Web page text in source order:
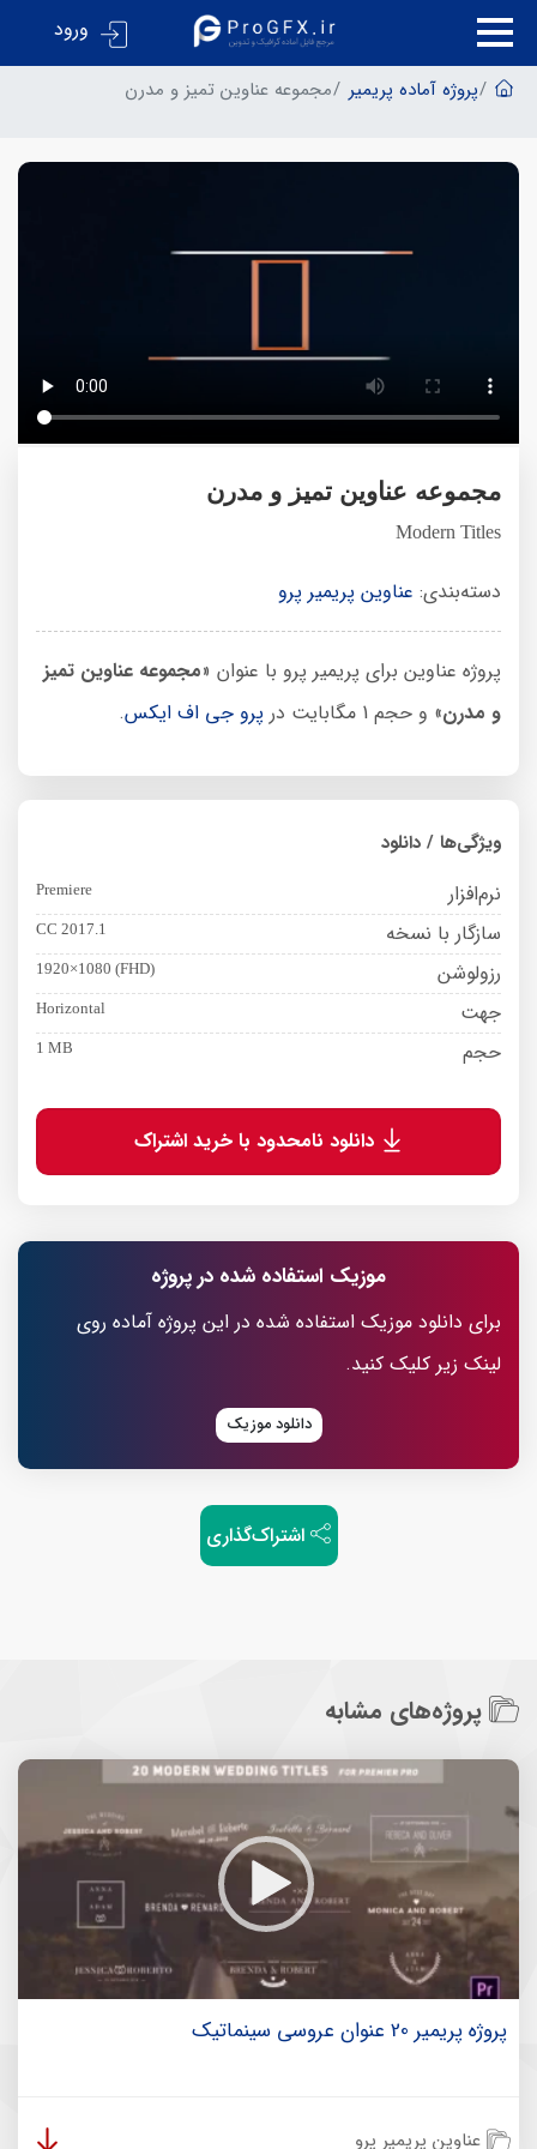
ورود
پروژه آماده پریمیر مجموعه عناوین تمیز و مدرن
مجموعه عناوین تمیز و مدرن
Modern Titles
دسته‌بندی: عناوین پریمیر پرو
پروژه عناوین برای پریمیر پرو با عنوان «مجموعه عناوین تمیز
و مدرن» و حجم 1 مگابایت در پرو جی اف ایکس.
ویژگی‌ها / دانلود
نرم‌افزار Premiere
سازگار با نسخه CC 2017.1
رزولوشن 1920×1080 (FHD)
جهت Horizontal
حجم 1 MB
دانلود نامحدود با خرید اشتراک
موزیک استفاده شده در پروژه
برای دانلود موزیک استفاده شده در این پروژه آماده روی
لینک زیر کلیک کنید.
دانلود موزیک
اشتراک‌گذاری
پروژه‌های مشابه
پروژه پریمیر 20 عنوان عروسی سینماتیک
عناوین پریمیر پرو